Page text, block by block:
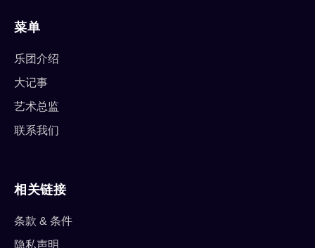
菜单
乐团介绍
大记事
艺术总监
联系我们
相关链接
条款 & 条件
隐私声明